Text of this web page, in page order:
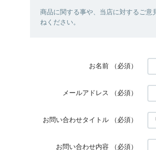
商品に関する事や、当店に対するご
ねください。
お名前 （必須）
メールアドレス （必須）
お問い合わせタイトル （必須）
お問い合わせ内容 （必須）